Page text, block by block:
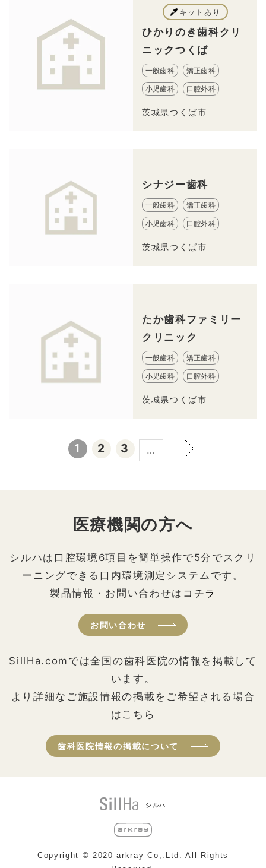
キットあり
ひかりのき歯科クリ
ニックつくば
一般歯科 矯正歯科
小児歯科 口腔外科
茨城県つくば市
シナジー歯科
一般歯科 矯正歯科
小児歯科 口腔外科
茨城県つくば市
たか歯科ファミリー
クリニック
一般歯科 矯正歯科
小児歯科 口腔外科
茨城県つくば市
1 2 3 …
医療機関の方へ
シルハは口腔環境6項目を簡単操作で5分でスクリ
ーニングできる口内環境測定システムです。
製品情報・お問い合わせは コチラ
お問い合わせ
SillHa.comでは全国の歯科医院の情報を掲載して
います。
より詳細なご施設情報の掲載をご希望される場合
はこちら
歯科医院情報の掲載について
シルハ
Copyright © 2020 arkray Co,.Ltd. All Rights